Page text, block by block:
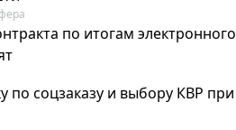
по итогам электронного
по соцзаказу и выбору КВР при